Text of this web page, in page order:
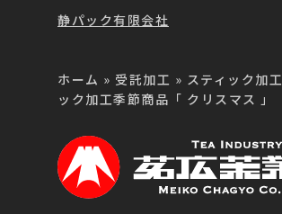
静パック有限会社
ホーム » 受託加工 » スティック加工
ック加工季節商品「 クリスマス 」